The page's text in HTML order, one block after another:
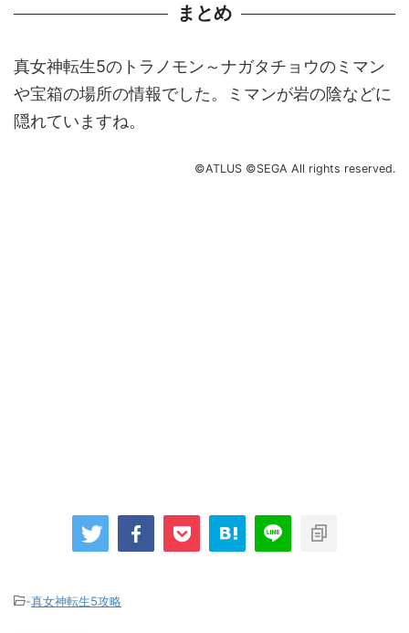
まとめ
真女神転生5のトラノモン～ナガタチョウのミマン
や宝箱の場所の情報でした。ミマンが岩の陰などに
隠れていますね。
©ATLUS ©SEGA All rights reserved.
-真女神転生5攻略